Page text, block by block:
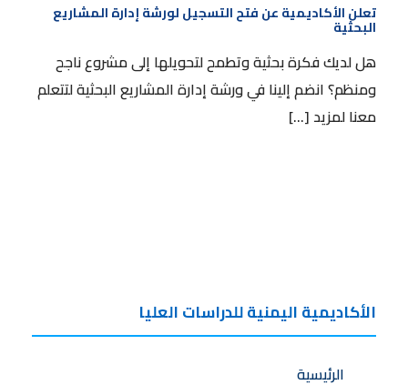
تعلن الأكاديمية عن فتح التسجيل لورشة إدارة المشاريع
تعلن الأكاديمية عن فتح التسجيل لورشة إدارة المشاريع
البحثية
هل لديك فكرة بحثية وتطمح لتحويلها إلى مشروع ناجح
ومنظم؟ انضم إلينا في ورشة إدارة المشاريع البحثية لتتعلم
معنا لمزيد […]
الأكاديمية اليمنية للدراسات العليا
الرئيسية